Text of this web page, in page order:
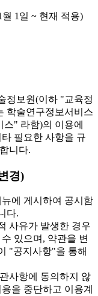
1일 ~ 현재 적용)
정보원(이하 "교육정
학술연구정보서비스
" 라함)의 이용에
필요한 사항을 규
니다.
경)
에 게시하여 공시함
다.
사유가 발생한 경우
있으며, 약관을 변
"공지사항"을 통해
사항에 동의하지 않
을 중단하고 이용계